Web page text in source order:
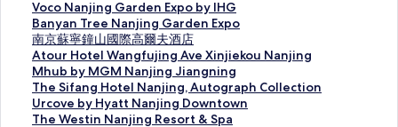
H
i
l
t
o
n
N
a
啟
I
b
i
s
S
t
y
開
啟
A
n
d
a
z
N
會
開
啟
P
u
l
l
m
結
會
開
啟
T
h
e
R
連
結
會
開
啟
J
i
n
Voco Nanjing Garden Expo by IHG
此
連
結
會
開
啟
V
o
Banyan Tree Nanjing Garden Expo
此
連
結
會
開
啟
B
南京蘇寧鐘山國際高爾夫酒店
此
連
結
會
開
啟
Atour Hotel Wangfujing Ave Xinjiekou Nanjing
此
連
結
會
開
Mhub by MGM Nanjing Jiangning
此
連
結
會
The Sifang Hotel Nanjing, Autograph Collection
此
連
結
Urcove by Hyatt Nanjing Downtown
此
連
The Westin Nanjing Resort & Spa
此